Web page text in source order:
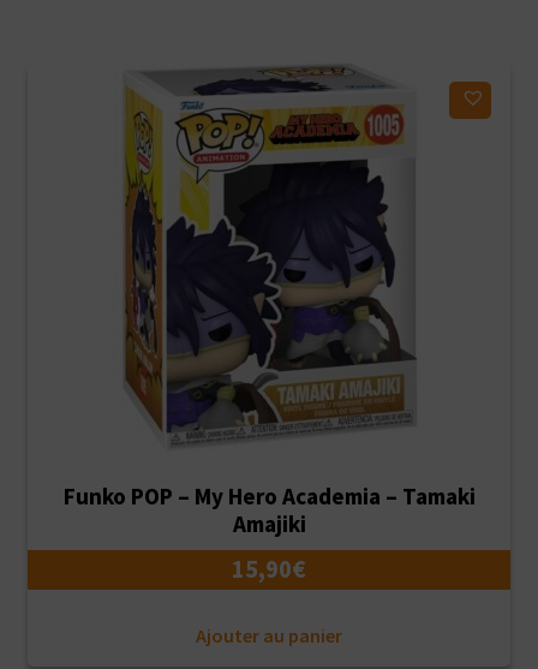
Funko POP – My Hero Academia – Tamaki
Amajiki
15,90€
Ajouter au panier
Ajouter à ma liste d'envies